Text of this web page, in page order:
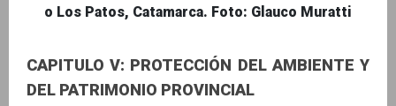
o Los Patos, Catamarca. Foto: Glauco Muratti
CAPITULO V: PROTECCIÓN DEL AMBIENTE Y
DEL PATRIMONIO PROVINCIAL